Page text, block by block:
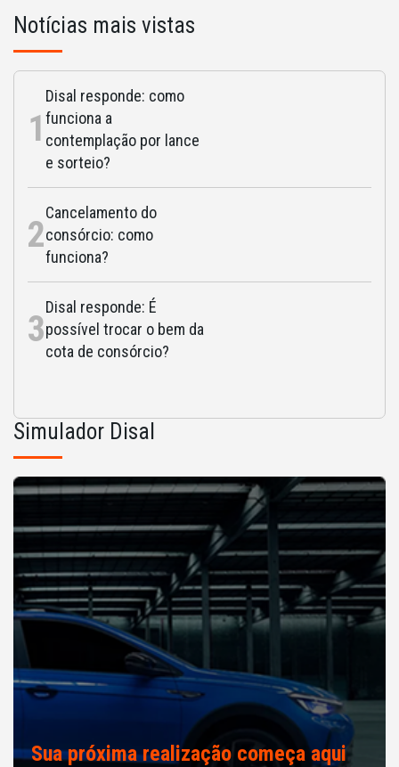
Notícias mais vistas
1
Disal responde: como
funciona a
contemplação por lance
e sorteio?
2
Cancelamento do
consórcio: como
funciona?
3
Disal responde: É
possível trocar o bem da
cota de consórcio?
Simulador Disal
Sua próxima realização começa aqui